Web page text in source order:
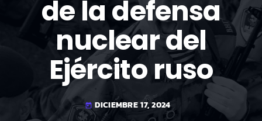
de la defensa
nuclear del
Ejército ruso
today DICIEMBRE 17, 2024